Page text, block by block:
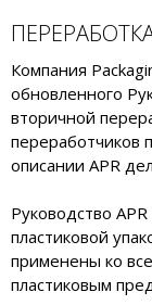
Компания
обновленного
вторичной
переработчиков
описании APR
Руководство
пластиковой
применены ко
пластиковым